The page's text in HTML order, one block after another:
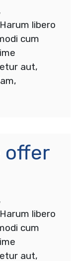
libero
cum
aut,
offer
libero
cum
aut,